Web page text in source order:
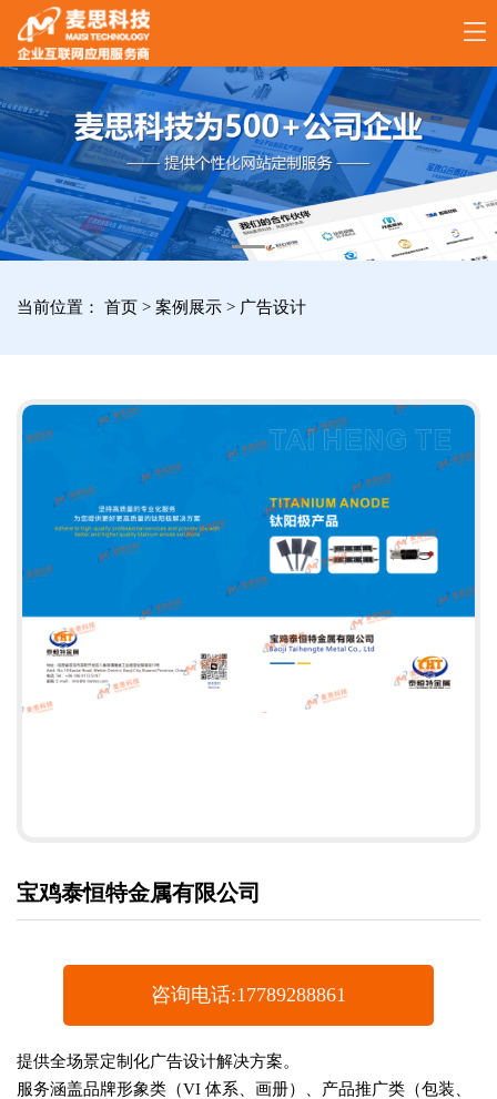
17789288861
全
国
咨
当前位置：首页 >案例展示> 广告设计
宝鸡泰恒特金属有限公司
咨询电话:17789288861
提供全场景定制化广告设计解决方案。
服务涵盖品牌形象类（VI 体系、画册）、产品推广类（包装、